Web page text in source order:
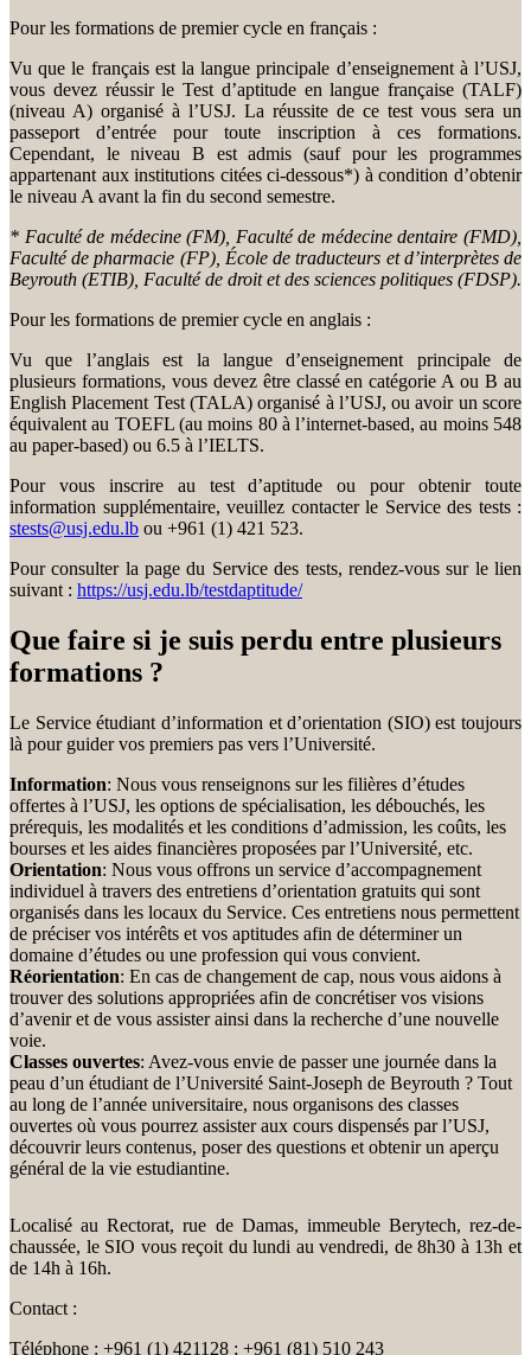
Pour les formations de premier cycle en français :
Vu que le français est la langue principale d’enseignement à l’USJ,
vous devez réussir le Test d’aptitude en langue française (TALF)
(niveau A) organisé à l’USJ. La réussite de ce test vous sera un
passeport d’entrée pour toute inscription à ces formations.
Cependant, le niveau B est admis (sauf pour les programmes
appartenant aux institutions citées ci-dessous*) à condition d’obtenir
le niveau A avant la fin du second semestre.
* Faculté de médecine (FM), Faculté de médecine dentaire (FMD),
Faculté de pharmacie (FP), École de traducteurs et d’interprètes de
Beyrouth (ETIB), Faculté de droit et des sciences politiques (FDSP).
Pour les formations de premier cycle en anglais :
Vu que l’anglais est la langue d’enseignement principale de
plusieurs formations, vous devez être classé en catégorie A ou B au
English Placement Test (TALA) organisé à l’USJ, ou avoir un score
équivalent au TOEFL (au moins 80 à l’internet-based, au moins 548
au paper-based) ou 6.5 à l’IELTS.
Pour vous inscrire au test d’aptitude ou pour obtenir toute
information supplémentaire, veuillez contacter le Service des tests :
stests@usj.edu.lb ou +961 (1) 421 523.
Pour consulter la page du Service des tests, rendez-vous sur le lien
suivant : https://usj.edu.lb/testdaptitude/
Que faire si je suis perdu entre plusieurs
formations ?
Le Service étudiant d’information et d’orientation (SIO) est toujours
là pour guider vos premiers pas vers l’Université.
Information: Nous vous renseignons sur les filières d’études
offertes à l’USJ, les options de spécialisation, les débouchés, les
prérequis, les modalités et les conditions d’admission, les coûts, les
bourses et les aides financières proposées par l’Université, etc.
Orientation: Nous vous offrons un service d’accompagnement
individuel à travers des entretiens d’orientation gratuits qui sont
organisés dans les locaux du Service. Ces entretiens nous permettent
de préciser vos intérêts et vos aptitudes afin de déterminer un
domaine d’études ou une profession qui vous convient.
Réorientation: En cas de changement de cap, nous vous aidons à
trouver des solutions appropriées afin de concrétiser vos visions
d’avenir et de vous assister ainsi dans la recherche d’une nouvelle
voie.
Classes ouvertes: Avez-vous envie de passer une journée dans la
peau d’un étudiant de l’Université Saint-Joseph de Beyrouth ? Tout
au long de l’année universitaire, nous organisons des classes
ouvertes où vous pourrez assister aux cours dispensés par l’USJ,
découvrir leurs contenus, poser des questions et obtenir un aperçu
général de la vie estudiantine.
Localisé au Rectorat, rue de Damas, immeuble Berytech, rez-de-
chaussée, le SIO vous reçoit du lundi au vendredi, de 8h30 à 13h et
de 14h à 16h.
Contact :
Téléphone : +961 (1) 421128 ; +961 (81) 510 243